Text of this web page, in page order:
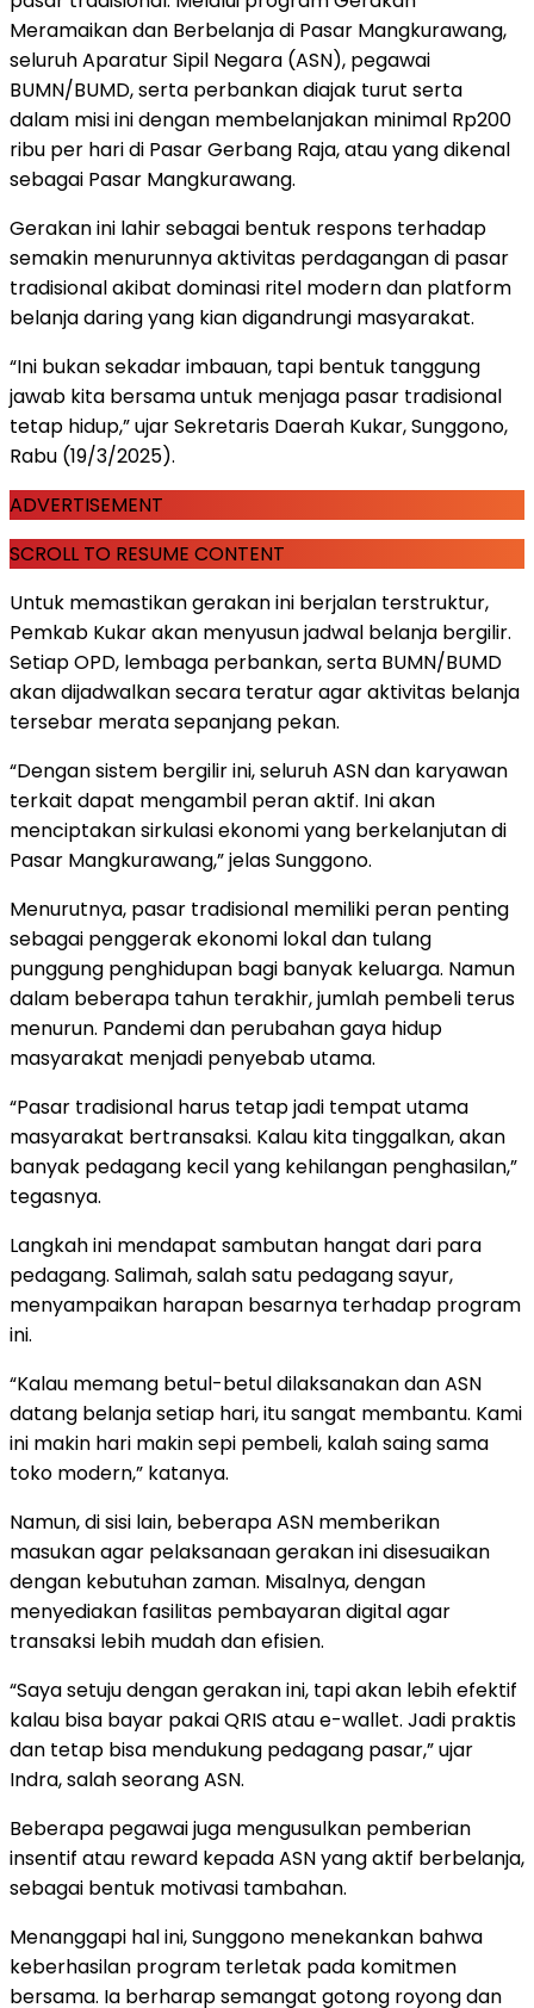
Meramaikan dan Berbelanja di Pasar Mangkurawang,
seluruh Aparatur Sipil Negara (ASN), pegawai
BUMN/BUMD, serta perbankan diajak turut serta
dalam misi ini dengan membelanjakan minimal Rp200
ribu per hari di Pasar Gerbang Raja, atau yang dikenal
sebagai Pasar Mangkurawang.
Gerakan ini lahir sebagai bentuk respons terhadap
semakin menurunnya aktivitas perdagangan di pasar
tradisional akibat dominasi ritel modern dan platform
belanja daring yang kian digandrungi masyarakat.
“Ini bukan sekadar imbauan, tapi bentuk tanggung
jawab kita bersama untuk menjaga pasar tradisional
tetap hidup,” ujar Sekretaris Daerah Kukar, Sunggono,
Rabu (19/3/2025).
ADVERTISEMENT
SCROLL TO RESUME CONTENT
Untuk memastikan gerakan ini berjalan terstruktur,
Pemkab Kukar akan menyusun jadwal belanja bergilir.
Setiap OPD, lembaga perbankan, serta BUMN/BUMD
akan dijadwalkan secara teratur agar aktivitas belanja
tersebar merata sepanjang pekan.
“Dengan sistem bergilir ini, seluruh ASN dan karyawan
terkait dapat mengambil peran aktif. Ini akan
menciptakan sirkulasi ekonomi yang berkelanjutan di
Pasar Mangkurawang,” jelas Sunggono.
Menurutnya, pasar tradisional memiliki peran penting
sebagai penggerak ekonomi lokal dan tulang
punggung penghidupan bagi banyak keluarga. Namun
dalam beberapa tahun terakhir, jumlah pembeli terus
menurun. Pandemi dan perubahan gaya hidup
masyarakat menjadi penyebab utama.
“Pasar tradisional harus tetap jadi tempat utama
masyarakat bertransaksi. Kalau kita tinggalkan, akan
banyak pedagang kecil yang kehilangan penghasilan,”
tegasnya.
Langkah ini mendapat sambutan hangat dari para
pedagang. Salimah, salah satu pedagang sayur,
menyampaikan harapan besarnya terhadap program
ini.
“Kalau memang betul-betul dilaksanakan dan ASN
datang belanja setiap hari, itu sangat membantu. Kami
ini makin hari makin sepi pembeli, kalah saing sama
toko modern,” katanya.
Namun, di sisi lain, beberapa ASN memberikan
masukan agar pelaksanaan gerakan ini disesuaikan
dengan kebutuhan zaman. Misalnya, dengan
menyediakan fasilitas pembayaran digital agar
transaksi lebih mudah dan efisien.
“Saya setuju dengan gerakan ini, tapi akan lebih efektif
kalau bisa bayar pakai QRIS atau e-wallet. Jadi praktis
dan tetap bisa mendukung pedagang pasar,” ujar
Indra, salah seorang ASN.
Beberapa pegawai juga mengusulkan pemberian
insentif atau reward kepada ASN yang aktif berbelanja,
sebagai bentuk motivasi tambahan.
Menanggapi hal ini, Sunggono menekankan bahwa
keberhasilan program terletak pada komitmen
bersama. Ia berharap semangat gotong royong dan